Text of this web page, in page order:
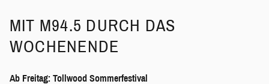
MIT M94.5 DURCH DAS
WOCHENENDE
Ab Freitag: Tollwood Sommerfestival